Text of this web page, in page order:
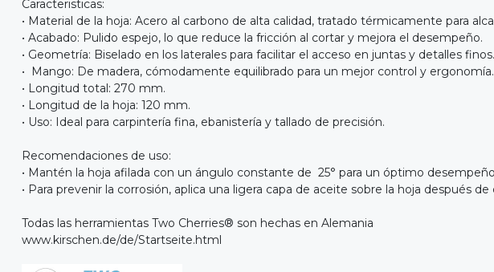
Caracteristicas:
• Material de la hoja: Acero al carbono de alta calidad, tratado térmicamente para
• Acabado: Pulido espejo, lo que reduce la fricción al cortar y mejora el desempeño.
• Geometría: Biselado en los laterales para facilitar el acceso en juntas y detalles finos.
• Mango: De madera, cómodamente equilibrado para un mejor control y ergonomía.
• Longitud total: 270 mm.
• Longitud de la hoja: 120 mm.
• Uso: Ideal para carpintería fina, ebanistería y tallado de precisión.
Recomendaciones de uso:
• Mantén la hoja afilada con un ángulo constante de 25° para un óptimo
• Para prevenir la corrosión, aplica una ligera capa de aceite sobre la hoja después
Todas las herramientas Two Cherries® son hechas en Alemania
www.kirschen.de/de/Startseite.html